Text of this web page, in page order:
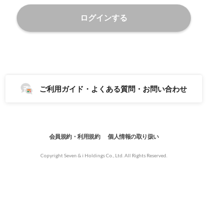
ログインする
ご利用ガイド・よくある質問・お問い合わせ
会員規約・利用規約 個人情報の取り扱い
Copyright Seven & i Holdings Co., Ltd. All Rights Reserved.